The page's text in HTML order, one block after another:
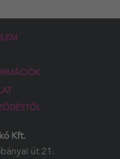
Kft.
út 21.